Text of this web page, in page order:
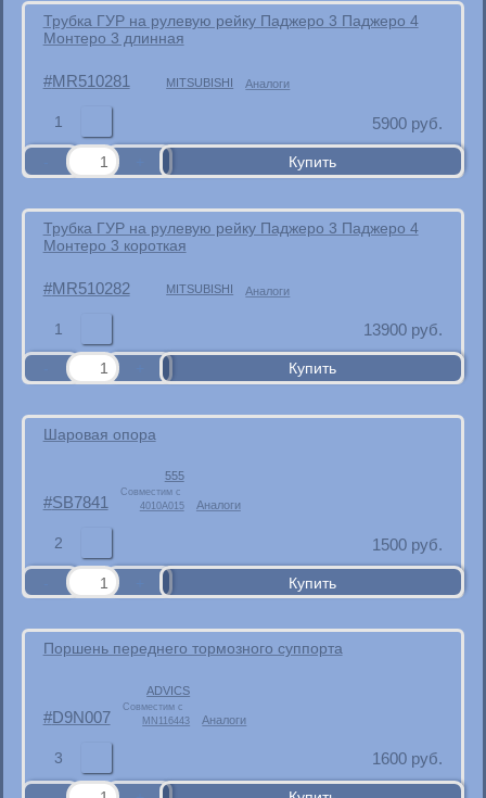
Трубка ГУР на рулевую рейку Паджеро 3 Паджеро 4
Монтеро 3 длинная
MR510281 MITSUBISHI Аналоги
1 5900 руб.
Трубка ГУР на рулевую рейку Паджеро 3 Паджеро 4
Монтеро 3 короткая
MR510282 MITSUBISHI Аналоги
1 13900 руб.
Шаровая опора
SB7841
555
Совместим с
4010A015
Аналоги
2 1500 руб.
Поршень переднего тормозного суппорта
D9N007
ADVICS
Совместим с
MN116443
Аналоги
3 1600 руб.